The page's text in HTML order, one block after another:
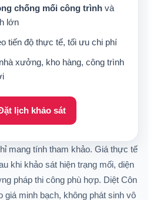
chống mối công trìnhvà
lớn
tiến độ thực tế, tối ưu chi phí
xưởng, kho hàng, công trình
lịch khảo sát
mang tính tham khảo. Giá thực tế
khi khảo sát hiện trạng mối, diện
pháp thi công phù hợp. Diệt Côn
giá minh bạch, không phát sinh vô